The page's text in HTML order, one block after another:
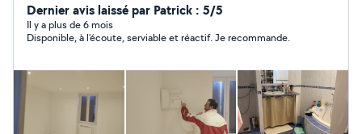
d'électricité et de petite plomberie. DEPANNAGE 7j/7J
! De 9h a 19h Construction neuve / Rénovation de
maison Besoin de tirer une gaine pour votre fibre
électrique ? Besoin de remettre votre logement aux
Normes électrique ? De changer de Tableau électrique
? Besoin d'une VMC ? Un petit problème de plomberie ?
Une fuite ? Votre chauffe eau fait des siennes ?
Dernier avis laissé par Patrick : 5/5
Il y a plus de 6 mois
Disponible, à l'écoute, serviable et réactif. Je recommande.